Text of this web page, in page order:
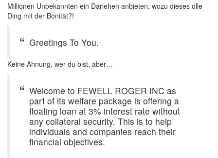
Millionen Unbekannten ein Darlehen anbieten, wozu dieses olle
Ding mit der Bonität?!
Greetings To You.
Keine Ahnung, wer du bist, aber…
Welcome to FEWELL ROGER INC as
part of its welfare package is offering a
floating loan at 3% interest rate without
any collateral security. This is to help
individuals and companies reach their
financial objectives.